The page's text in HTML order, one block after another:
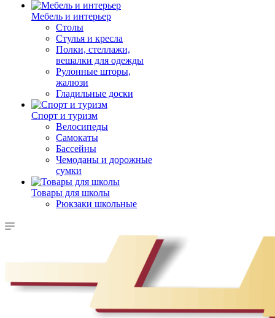
Мебель и интерьер
Столы
Стулья и кресла
Полки, стеллажи,
вешалки для одежды
Рулонные шторы,
жалюзи
Гладильные доски
Спорт и туризм
Велосипеды
Самокаты
Бассейны
Чемоданы и дорожные
сумки
Товары для школы
Рюкзаки школьные